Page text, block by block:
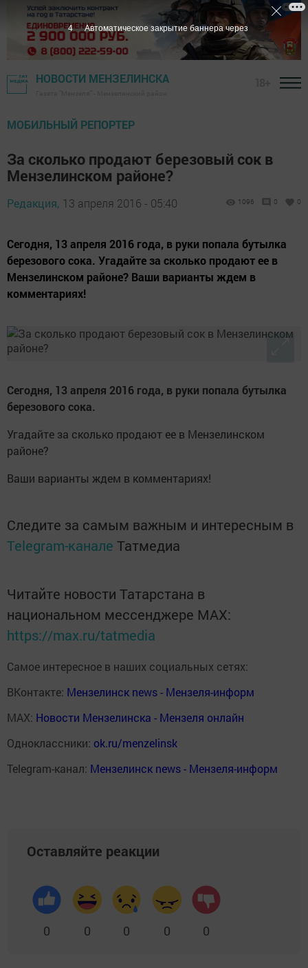
НОВОСТИ МЕНЗЕЛИНСКА
МОБИЛЬНЫЙ РЕПОРТЕР
За сколько продают березовый сок в
Мензелинском районе?
Редакция, 13 апреля 2016 - 05:40 1096 0 0
Сегодня, 13 апреля 2016 года, в руки попала бутылка
березового сока. Угадайте за сколько продают ее в
Мензелинском районе? Ваши варианты ждем в
комментариях!
Сегодня, 13 апреля 2016 года, в руки попала бутылка
березового сока.
Угадайте за сколько продают ее в Мензелинском
районе?
Ваши варианты ждем в комментариях!
Следите за самым важным и интересным в
Telegram-канале Татмедиа
Читайте новости Татарстана в
национальном мессенджере MАХ:
https://max.ru/tatmedia
Самое интересное в наших социальных сетях:
ВКонтакте: Мензелинск news - Мензеля-информ
MAX: Новости Мензелинска - Мензеля онлайн
Одноклассники: ok.ru/menzelinsk
Telegram-канал: Мензелинск news - Мензеля-информ
Оставляйте реакции
0 0 0 0 0
3 Автоматическое закрытие баннера через